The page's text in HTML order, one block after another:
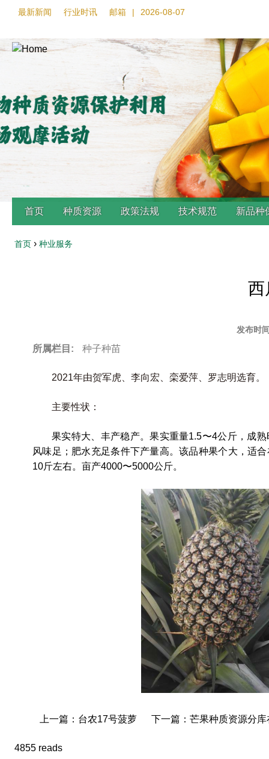
最新新闻 行业时讯 邮箱 | 2026-08-07
首页 种质资源 政策法规 技术规范 新品种
首页 › 种业服务
西
发布时
所属栏目: 种子种苗
2021年由贺军虎、李向宏、栾爱萍、罗志明选育。
主要性状：
果实特大、丰产稳产。果实重量1.5〜4公斤，成
风味足；肥水充足条件下产量高。该品种果个大，适
10斤左右。亩产4000〜5000公斤。
上一篇：台农17号菠萝 下一篇：芒果种质资源分
4855 reads